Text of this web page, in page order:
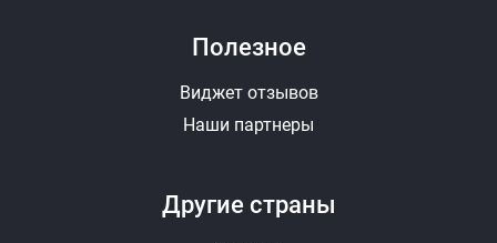
Другие страны
Полезное
Виджет отзывов
Наши партнеры